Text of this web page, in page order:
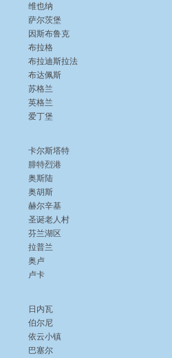
维也纳
萨尔茨堡
因斯布鲁克
布拉格
布拉迪斯拉法
布达佩斯
苏格兰
英格兰
爱丁堡
卡尔斯塔特
腓特烈港
奥斯陆
奥胡斯
赫尔辛基
圣诞老人村
芬兰湖区
拉普兰
奥卢
卢卡
日内瓦
伯尔尼
依云小镇
巴塞尔